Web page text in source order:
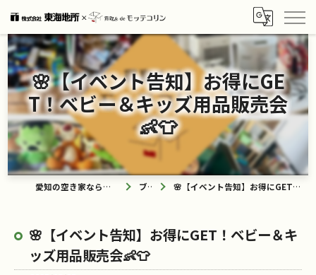
🌸【イベント告知】お得にGE
T！ベビー＆キッズ用品販売会
👶👕
愛知の空き家なら買取ル de モッテコリン ブログ 🌸【イベント告知】お得にGET！ベビー＆キッズ用品販売会👶👕
🌸【イベント告知】お得にGET！ベビー＆キ
ッズ用品販売会👶👕